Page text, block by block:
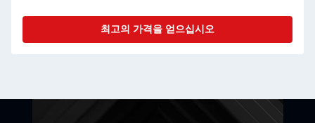
최고의 가격을 얻으십시오